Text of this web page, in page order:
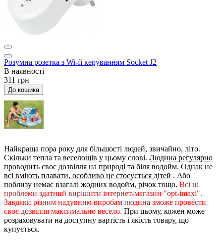
Розумна розетка з Wi-fi керуванням Socket J2
В наявності
311 грн
До кошика
Найкраща пора року для більшості людей, звичайно, літо.
Скільки тепла та веселощів у цьому слові. Людина регулярно
проводить своє дозвілля на природі та біля водойм. Однак не
всі вміють плавати, особливо це стосується дітей . Або
поблизу немає взагалі жодних водойм, річок тощо. Всі ці
проблеми здатний вирішити інтернет-магазин "opt-imaxi".
Завдяки різним надувним виробам людина зможе провести
своє дозвілля максимально весело. При цьому, кожен може
розраховувати на доступну вартість і якість товару, що
купується.